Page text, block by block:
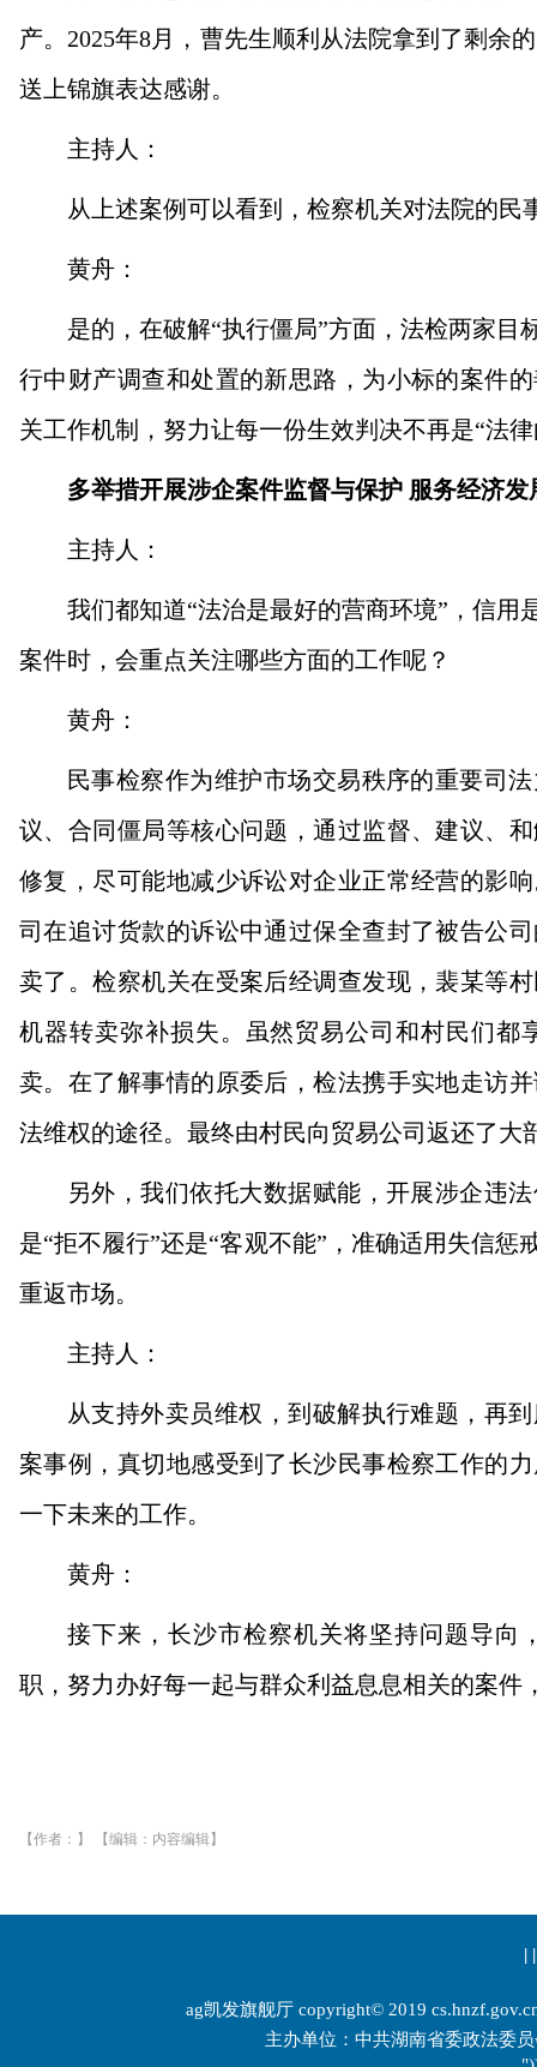
产。2025年8月，曹先生顺利从法院拿到了剩余
送上锦旗表达感谢。
主持人：
从上述案例可以看到，检察机关对法院的民
黄舟：
是的，在破解“执行僵局”方面，法检两家
行中财产调查和处置的新思路，为小标的案件
关工作机制，努力让每一份生效判决不再是“法
多举措开展涉企案件监督与保护 服务经济发
主持人：
我们都知道“法治是最好的营商环境”，信
案件时，会重点关注哪些方面的工作呢？
黄舟：
民事检察作为维护市场交易秩序的重要司
议、合同僵局等核心问题，通过监督、建议、
修复，尽可能地减少诉讼对企业正常经营的影
司在追讨货款的诉讼中通过保全查封了被告公
卖了。检察机关在受案后经调查发现，裴某等
机器转卖弥补损失。虽然贸易公司和村民们
卖。在了解事情的原委后，检法携手实地走访
法维权的途径。最终由村民向贸易公司返还了大
另外，我们依托大数据赋能，开展涉企违
是“拒不履行”还是“客观不能”，准确适用失信
重返市场。
主持人：
从支持外卖员维权，到破解执行难题，再
案事例，真切地感受到了长沙民事检察工作的
一下未来的工作。
黄舟：
接下来，长沙市检察机关将坚持问题导向
职，努力办好每一起与群众利益息息相关的案件
【作者：】 【编辑：内容编辑】
|
ag凯发旗舰厅 copyright© 2019
主办单位：中共湖南省委政法委